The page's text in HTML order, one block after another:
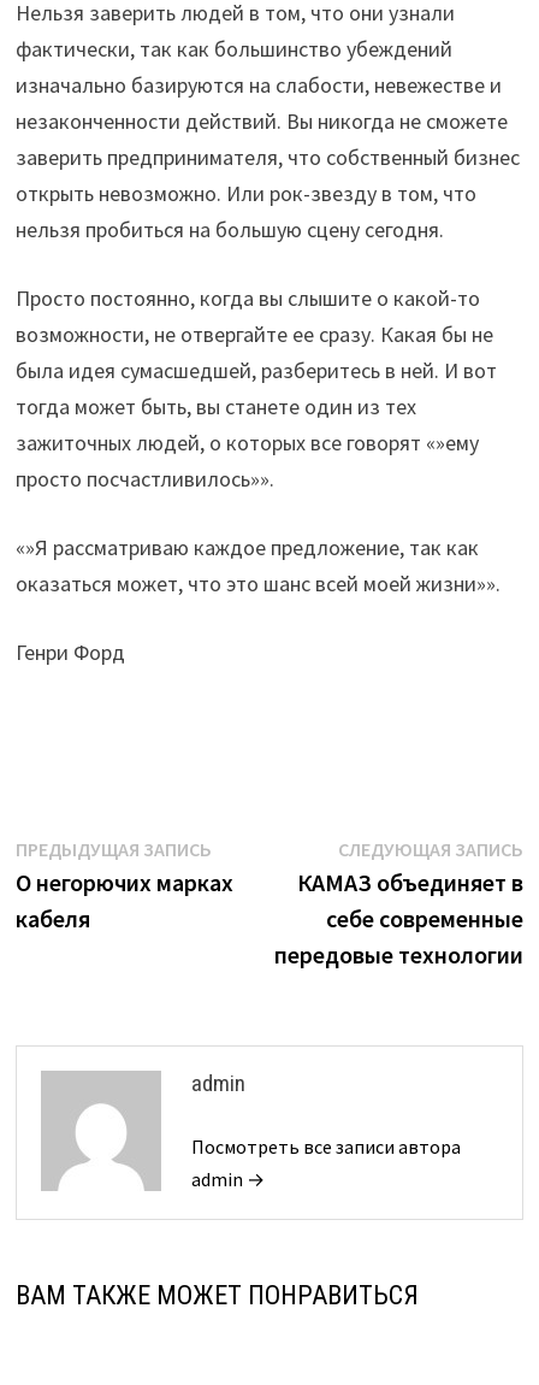
Нельзя заверить людей в том, что они узнали
фактически, так как большинство убеждений
изначально базируются на слабости, невежестве и
незаконченности действий. Вы никогда не сможете
заверить предпринимателя, что собственный бизнес
открыть невозможно. Или рок-звезду в том, что
нельзя пробиться на большую сцену сегодня.
Просто постоянно, когда вы слышите о какой-то
возможности, не отвергайте ее сразу. Какая бы не
была идея сумасшедшей, разберитесь в ней. И вот
тогда может быть, вы станете один из тех
зажиточных людей, о которых все говорят «»ему
просто посчастливилось»».
«»Я рассматриваю каждое предложение, так как
оказаться может, что это шанс всей моей жизни»».
Генри Форд
Навигация
по
ПРЕДЫДУЩАЯ ЗАПИСЬПредыдущая
запись:
О негорючих марках
кабеля
СЛЕДУЮЩАЯ ЗАПИСЬ
КАМАЗ объединяет в
себе современные
передовые технологии
admin
Посмотреть все записи автора
admin →
ВАМ ТАКЖЕ МОЖЕТ ПОНРАВИТЬСЯ